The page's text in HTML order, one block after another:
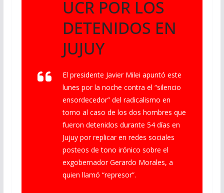
UCR POR LOS
DETENIDOS EN
JUJUY
El presidente Javier Milei apuntó este
lunes por la noche contra el “silencio
ensordecedor” del radicalismo en
torno al caso de los dos hombres que
fueron detenidos durante 54 días en
Jujuy por replicar en redes sociales
posteos de tono irónico sobre el
exgobernador Gerardo Morales, a
quien llamó “represor”.